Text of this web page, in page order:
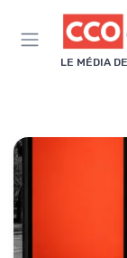
LE MÉDIA
Panneau de